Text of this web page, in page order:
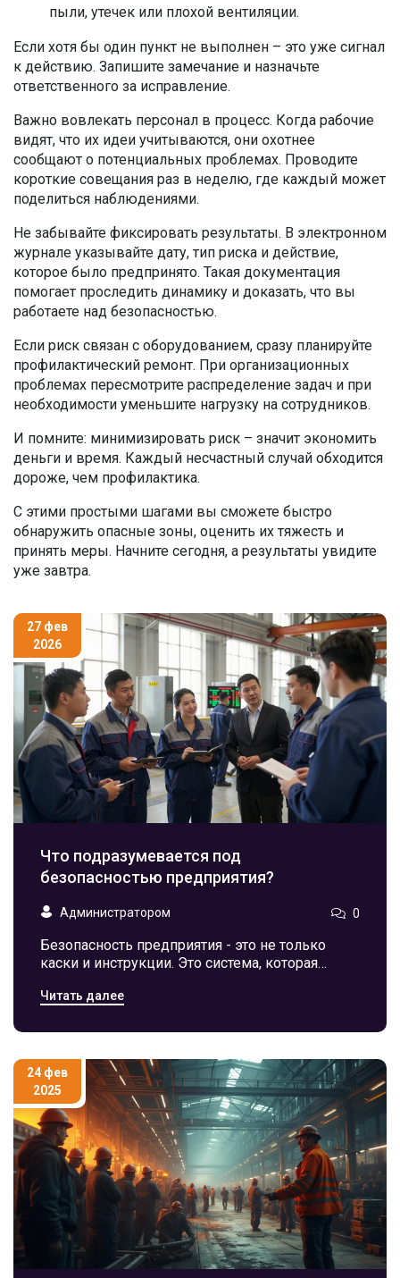
пыли, утечек или плохой вентиляции.
Если хотя бы один пункт не выполнен – это уже сигнал
к действию. Запишите замечание и назначьте
ответственного за исправление.
Важно вовлекать персонал в процесс. Когда рабочие
видят, что их идеи учитываются, они охотнее
сообщают о потенциальных проблемах. Проводите
короткие совещания раз в неделю, где каждый может
поделиться наблюдениями.
Не забывайте фиксировать результаты. В электронном
журнале указывайте дату, тип риска и действие,
которое было предпринято. Такая документация
помогает проследить динамику и доказать, что вы
работаете над безопасностью.
Если риск связан с оборудованием, сразу планируйте
профилактический ремонт. При организационных
проблемах пересмотрите распределение задач и при
необходимости уменьшите нагрузку на сотрудников.
И помните: минимизировать риск – значит экономить
деньги и время. Каждый несчастный случай обходится
дороже, чем профилактика.
С этими простыми шагами вы сможете быстро
обнаружить опасные зоны, оценить их тяжесть и
принять меры. Начните сегодня, а результаты увидите
уже завтра.
27 фев
2026
Что подразумевается под
безопасностью предприятия?
Администратором 0
Безопасность предприятия - это не только
каски и инструкции. Это система, которая
организационную защиту. От неё зависит не
производства.
Читать далее
24 фев
2025